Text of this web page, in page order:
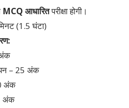
MCQ आधारितपरीक्षा होगी।
(1.5 घंटा)
– 25 अंक
अंक
अंक